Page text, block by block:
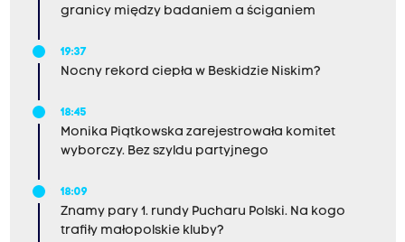
granicy między badaniem a ściganiem
19:37
Nocny rekord ciepła w Beskidzie Niskim?
18:45
Monika Piątkowska zarejestrowała komitet
wyborczy. Bez szyldu partyjnego
18:09
Znamy pary 1. rundy Pucharu Polski. Na kogo
trafiły małopolskie kluby?